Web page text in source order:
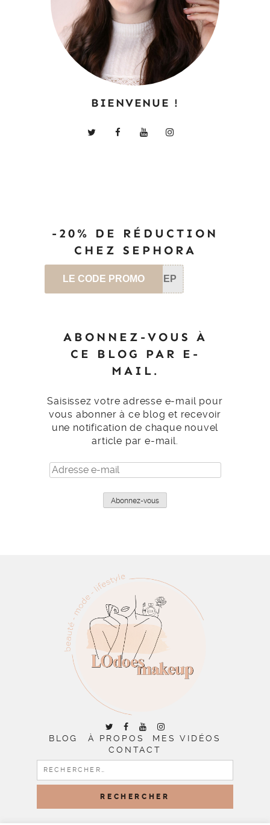
BIENVENUE !
-20% DE RÉDUCTION
CHEZ SEPHORA
LE CODE PROMO SEP
ABONNEZ-VOUS À
CE BLOG PAR E-
MAIL.
Saisissez votre adresse e-mail pour
vous abonner à ce blog et recevoir
une notification de chaque nouvel
article par e-mail.
Adresse
e-
Abonnez-vous
BLOG À PROPOS
MES VIDÉOS
CONTACT
RECHERCHER :